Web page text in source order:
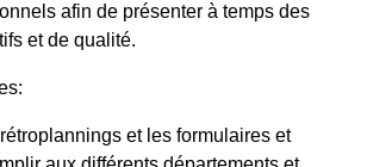
afin de présenter à temps des
et de qualité.
et les formulaires et